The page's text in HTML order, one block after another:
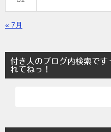
« 7月
付き人のブログ内検索です
れてねっ！